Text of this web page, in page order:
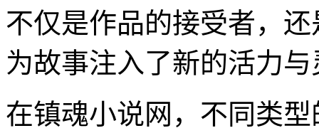
不仅是作品的接受者，
为故事注入了新的活力
在镇魂小说网，不同类